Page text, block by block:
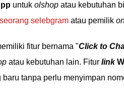
untuk olshop atau kebutuhan
seorang selebgram atau pemilik
fitur bernama "Click to
atau kebutuhan lain. Fitur link
tanpa perlu menyimpan